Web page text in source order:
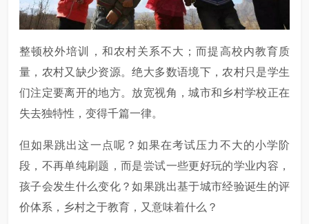
整顿校外培训，和农村关系不大；而提高校内教育质
量，农村又缺少资源。绝大多数语境下，农村只是学生
们注定要离开的地方。放宽视角，城市和乡村学校正在
失去独特性，变得千篇一律。
但如果跳出这一点呢？如果在考试压力不大的小学阶
段，不再单纯刷题，而是尝试一些更好玩的学业内容，
孩子会发生什么变化？如果跳出基于城市经验诞生的评
价体系，乡村之于教育，又意味着什么？